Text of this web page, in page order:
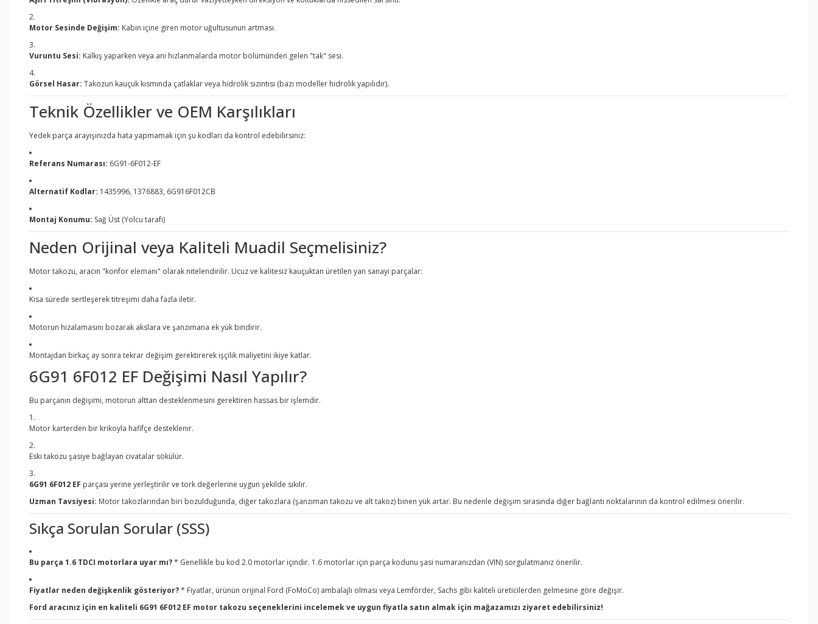
Motor Sesinde Değişim: Kabin içine giren motor uğultusunun artması.
Vuruntu Sesi: Kalkış yaparken veya ani hızlanmalarda motor bölümünden gelen "tak" sesi.
Görsel Hasar: Takozun kauçuk kısmında çatlaklar veya hidrolik sızıntısı (bazı modeller hidrolik yapılıdır).
Teknik Özellikler ve OEM Karşılıkları
Yedek parça arayışınızda hata yapmamak için şu kodları da kontrol edebilirsiniz:
Referans Numarası: 6G91-6F012-EF
Alternatif Kodlar: 1435996, 1376883, 6G916F012CB
Montaj Konumu: Sağ Üst (Yolcu tarafı)
Neden Orijinal veya Kaliteli Muadil Seçmelisiniz?
Motor takozu, aracın "konfor elemanı" olarak nitelendirilir. Ucuz ve kalitesiz kauçuktan üretilen yan sanayi parçalar:
Kısa sürede sertleşerek titreşimi daha fazla iletir.
Motorun hizalamasını bozarak akslara ve şanzımana ek yük bindirir.
Montajdan birkaç ay sonra tekrar değişim gerektirerek işçilik maliyetini ikiye katlar.
6G91 6F012 EF Değişimi Nasıl Yapılır?
Bu parçanın değişimi, motorun alttan desteklenmesini gerektiren hassas bir işlemdir.
Motor karterden bir krikoyla hafifçe desteklenir.
Eski takozu şasiye bağlayan cıvatalar sökülür.
6G91 6F012 EF parçası yerine yerleştirilir ve tork değerlerine uygun şekilde sıkılır.
Uzman Tavsiyesi: Motor takozlarından biri bozulduğunda, diğer takozlara (şanzıman takozu ve alt takoz) binen yük artar. Bu nedenle değişim sırasında diğer bağlantı noktalarının da kontrol edilmesi önerilir.
Sıkça Sorulan Sorular (SSS)
Bu parça 1.6 TDCI motorlara uyar mı?* Genellikle bu kod 2.0 motorlar içindir. 1.6 motorlar için parça kodunu şasi numaranızdan (VIN) sorgulatmanız önerilir.
Fiyatlar neden değişkenlik gösteriyor?* Fiyatlar, ürünün orijinal Ford (FoMoCo) ambalajlı olması veya Lemförder, Sachs gibi kaliteli üreticilerden gelmesine göre değişir.
Ford aracınız için en kaliteli 6G91 6F012 EF motor takozu seçeneklerini incelemek ve uygun fiyatla satın almak için mağazamızı ziyaret edebilirsiniz!